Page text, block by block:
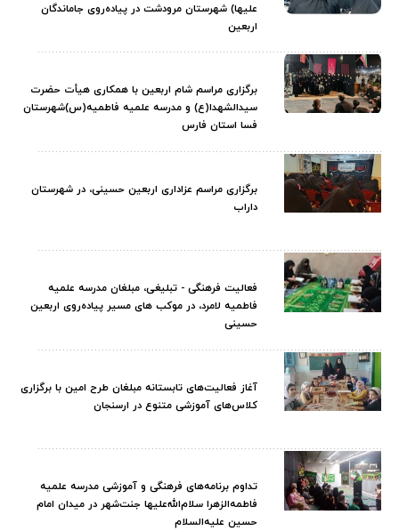
علیها) شهرستان مرودشت در پیاده‌روی جاماندگان
اربعین
برگزاری مراسم شام اربعین با همکاری هیأت حضرت
سیدالشهدا(ع) و مدرسه علمیه فاطمیه(س)شهرستان
فسا استان فارس
برگزاری مراسم عزاداری اربعین حسینی، در شهرستان
داراب
فعالیت فرهنگی - تبلیغی، مبلغان مدرسه علمیه
فاطمیه لامرد، در موکب های مسیر پیاده‌روی اربعین
حسینی
آغاز فعالیت‌های تابستانه مبلغان طرح امین با برگزاری
کلاس‌های آموزشی متنوع در ارسنجان
تداوم برنامه‌های فرهنگی و آموزشی مدرسه علمیه
فاطمه‌الزهرا سلام‌الله‌علیها جنت‌شهر در میدان امام
حسین علیه‌السلام